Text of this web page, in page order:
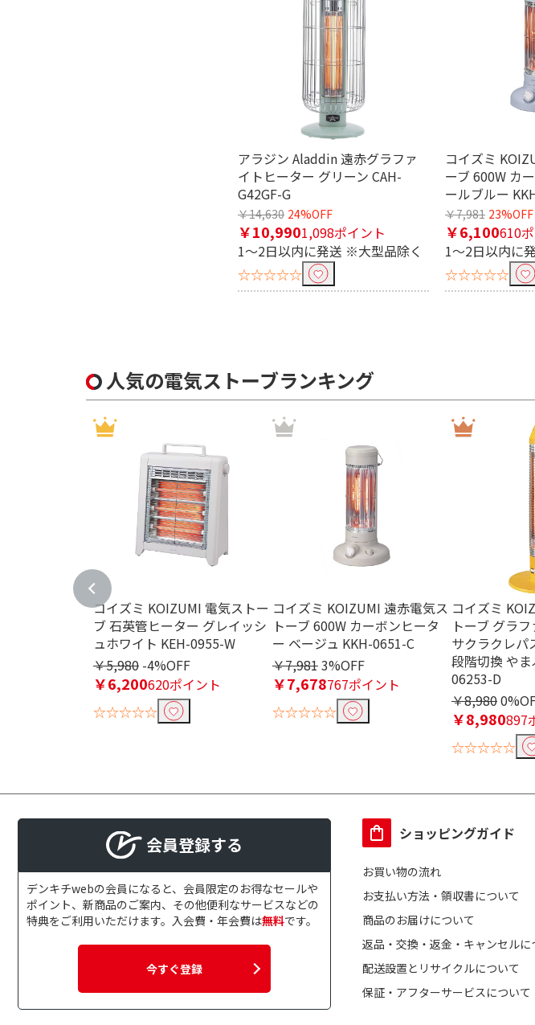
アラジン Aladdin 遠赤グラファ
イトヒーター グリーン CAH-
G42GF-G
￥14,630 24%OFF
￥10,9901,098ポイント
1～2日以内に発送 ※大型品除く
☆☆☆☆☆
コイズミ
ーブ 600W カ
ールブルー
￥7,981 23%OFF
￥6,100610
1～2日以内に
☆☆☆☆☆
ヒーター方式で絞り込む
人気の電気ストーブランキング
コイズミ KOIZUMI 電気ストー
ブ 石英管ヒーター グレイッシ
ュホワイト KEH-0955-W
￥5,980 -4%OFF
￥6,200620ポイント
☆☆☆☆☆
コイズミ KOIZUMI 遠赤電気ス
トーブ 600W カーボンヒータ
ー ベージュ KKH-0651-C
￥7,9813%OFF
￥7,678767ポイント
☆☆☆☆☆
コイズミ
トーブ グラ
サクラクレパ
段階切換 や
06253-D
￥8,980
￥8,980897
☆☆☆☆☆
会員登録する
デンキチwebの会員になると、会員限定のお得なセールや
ポイント、新商品のご案内、その他便利なサービスなどの
特典をご利用いただけます。入会費・年会費は無料です。
今すぐ登録
ショッピングガイド
お買い物の流れ
お支払い方法・領収書について
商品のお届けについて
返品・交換・返金・キャンセルに
配送設置とリサイクルについて
保証・アフターサービスについて